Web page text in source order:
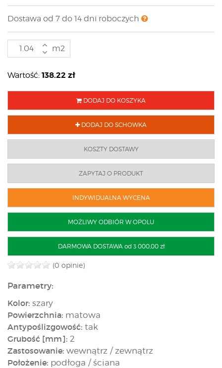
Dostawa od 7 do 14 dni roboczych
m2
Wartość: 138.22 zł
DODAJ DO KOSZYKA
DODAJ DO SCHOWKA
KOSZTY DOSTAWY
ZAPYTAJ O PRODUKT
INDYWIDUALNA WYCENA
MOŻLIWY ODBIÓR W OPOLU
DARMOWA DOSTAWA od 3 000,00 zł
(0 opinie)
Parametry:
Kolor: szary
Powierzchnia: matowa
Antypoślizgowość: tak
Grubość [mm]: 2
Zastosowanie: wewnątrz / zewnątrz
Położenie: podłoga / ściana